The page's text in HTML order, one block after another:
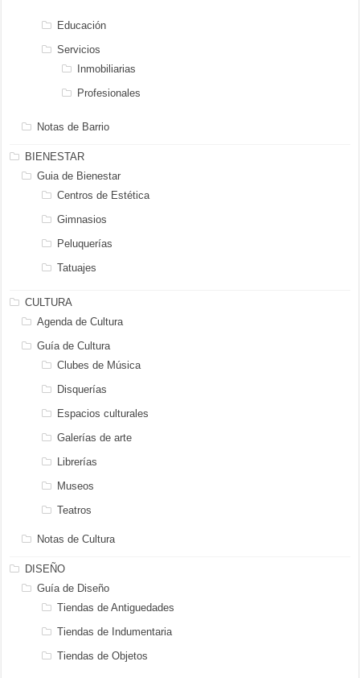
Educación
Servicios
Inmobiliarias
Profesionales
Notas de Barrio
BIENESTAR
Guia de Bienestar
Centros de Estética
Gimnasios
Peluquerías
Tatuajes
CULTURA
Agenda de Cultura
Guía de Cultura
Clubes de Música
Disquerías
Espacios culturales
Galerías de arte
Librerías
Museos
Teatros
Notas de Cultura
DISEÑO
Guía de Diseño
Tiendas de Antiguedades
Tiendas de Indumentaria
Tiendas de Objetos